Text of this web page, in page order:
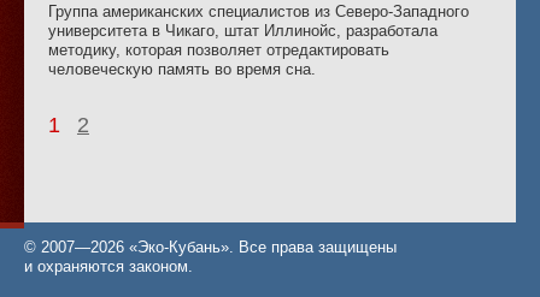
Группа американских специалистов из Северо-Западного
университета в Чикаго, штат Иллинойс, разработала
методику, которая позволяет отредактировать
человеческую память во время сна.
1 2
© 2007—2026 «Эко-Кубань». Все права защищены
и охраняются законом.